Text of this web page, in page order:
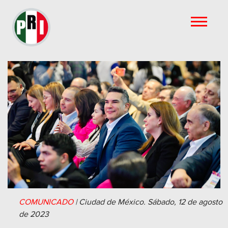
COMUNICADO| Ciudad de México. Sábado, 12 de agosto
de 2023